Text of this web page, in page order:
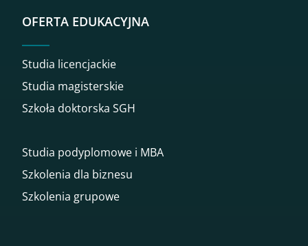
OFERTA EDUKACYJNA
Studia licencjackie
Studia magisterskie
Szkoła doktorska SGH
Studia podyplomowe i MBA
Szkolenia dla biznesu
Szkolenia grupowe